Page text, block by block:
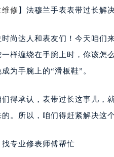
绍兴市越城区胜利东路
南昌市红谷滩新区红谷
济南市历下区经十路
广州市天河区天河路
深圳市罗湖区深南东路
惠州市惠城区江北文昌
福州市鼓楼区五四路
修 】法穆兰手表表带过长解
时尚达人和表友们！今天咱
样缠绕在手腕上时，你该怎
为手腕上的“滑板鞋”。
得承认，表带过长这事儿，
。所以，咱们得赶紧解决这个
专业修表师傅帮忙